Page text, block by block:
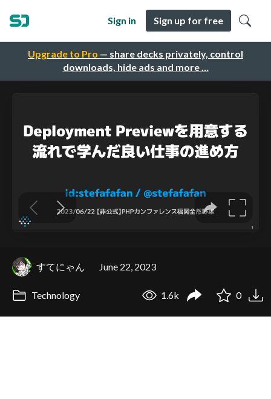
Upgrade to Pro — share decks privately, control
downloads, hide ads and more …
Sign in Sign up for free
すてにゃん June 22, 2023
Technology 1.6k 0